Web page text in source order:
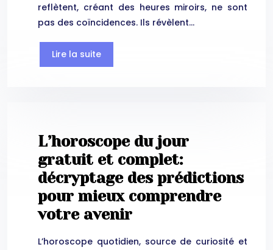
reflètent, créant des heures miroirs, ne sont
pas des coïncidences. Ils révèlent…
Lire la suite
L’horoscope du jour
gratuit et complet:
décryptage des prédictions
pour mieux comprendre
votre avenir
L’horoscope quotidien, source de curiosité et